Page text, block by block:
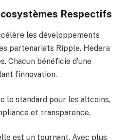
Respectifs
les développements
partenariats Ripple. Hedera
Chacun bénéficie d’une
l’innovation.
le standard pour les altcoins,
et transparence.
est un tournant. Avec plus